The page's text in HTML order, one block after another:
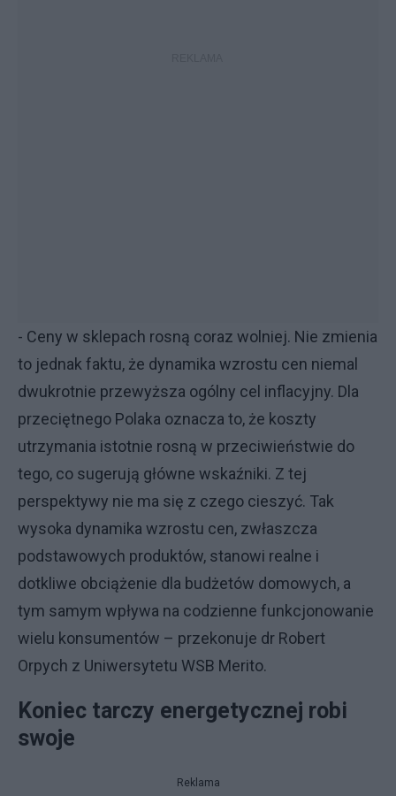
- Ceny w sklepach rosną coraz wolniej. Nie zmienia
to jednak faktu, że dynamika wzrostu cen niemal
dwukrotnie przewyższa ogólny cel inflacyjny. Dla
przeciętnego Polaka oznacza to, że koszty
utrzymania istotnie rosną w przeciwieństwie do
tego, co sugerują główne wskaźniki. Z tej
perspektywy nie ma się z czego cieszyć. Tak
wysoka dynamika wzrostu cen, zwłaszcza
podstawowych produktów, stanowi realne i
dotkliwe obciążenie dla budżetów domowych, a
tym samym wpływa na codzienne funkcjonowanie
wielu konsumentów – przekonuje dr Robert
Orpych z Uniwersytetu WSB Merito.
Koniec tarczy energetycznej robi
swoje
Reklama